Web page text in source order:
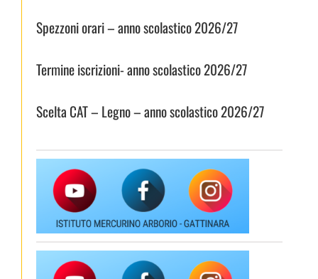
Spezzoni orari – anno scolastico 2026/27
Termine iscrizioni- anno scolastico 2026/27
Scelta CAT – Legno – anno scolastico 2026/27